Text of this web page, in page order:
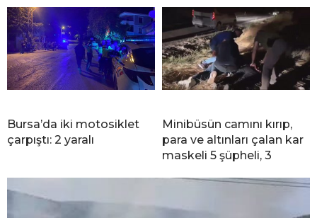
Bursa’da iki motosiklet
çarpıştı: 2 yaralı
Minibüsün camını kırıp,
para ve altınları çalan kar
maskeli 5 şüpheli, 3